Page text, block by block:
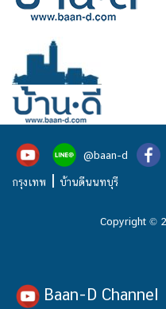
@baan-d
กรุงเทพ | บ้านดีนนทบุรี
Copyright ©
Baan-D Channel